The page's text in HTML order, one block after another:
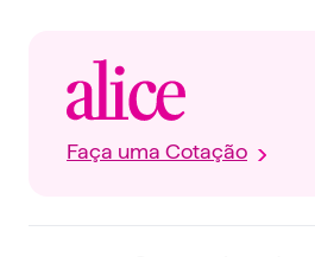
Faça uma Cotação